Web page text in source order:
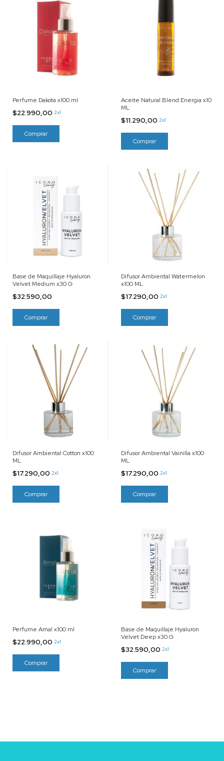
Perfume Dakota x100 ml
$22.990,00 2x1
Aceite Natural Blend Energia x10
ML
$11.290,00 2x1
Base de Maquillaje Hyaluron
Velvet Medium x30 G
$32.590,00
Difusor Ambiental Watermelon
x100 ML
$17.290,00 2x1
Difusor Ambiental Cotton x100
ML
$17.290,00 2x1
Difusor Ambiental Vainilla x100
ML
$17.290,00 2x1
Perfume Amal x100 ml
$22.990,00 2x1
Base de Maquillaje Hyaluron
Velvet Deep x30 G
$32.590,00 2x1